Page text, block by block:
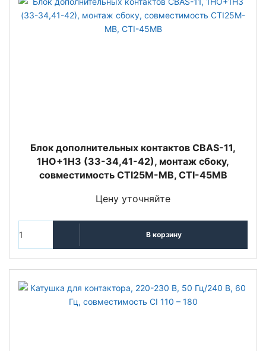
Блок дополнительных контактов CBAS-11,
1НО+1НЗ (33-34,41-42), монтаж сбоку,
совместимость CTI25M-MB, CTI-45MB
Цену уточняйте
В корзину